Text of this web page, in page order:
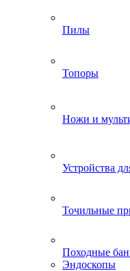
Пилы
Топоры
Ножи и
Устройства
Точильные
Походные
Эндоскопы